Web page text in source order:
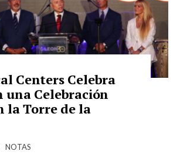
Centers Celebra
una Celebración
la Torre de la
NOTAS